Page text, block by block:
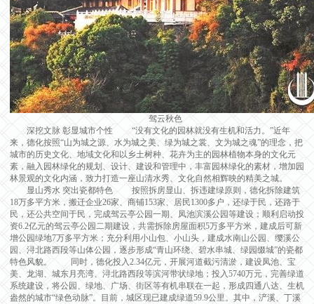
驾云秋色
深挖文脉 彰显城市个性 “没有文化的园林就没有生机和活力。”近年
来，德化按照“山为城之源、水为城之美、绿为城之裳、文为城之魂”的理念，把
城市的历史文化、地域文化和以乡土树种、花卉为主的园林植物本身的文化元
素，融入园林绿化的规划、设计、建设和管理中，丰富园林绿化的素材，增加园
林景观的文化内涵，致力打造一座山清水秀、文化自然相辉映的精美之城。
显山秀水 突出瓷都特色 按照拆房显山、拆违建绿原则，德化拆除建筑
18万多平方米，搬迁企业26家、商铺153家、居民1300多户，还绿于民，还路于
民，还公共空间于民，完成驾云亭公园一期、凤池滨溪公园等建设；顺利启动投
资6.2亿元的驾云亭公园二期建设，共需拆除房屋面积5万多平方米，建成后可新
增公园绿地7万多平方米；充分利用小山包、小山头，建成水南山公园、缨溪公
园、浔北路西段等山体公园，逐步形成“青山环绕、碧水串城、绿园缀城”的瓷都
特色风貌。 同时，德化投入2.34亿元，开展河道截污清淤，建设凤池、宝
美、龙湖、城东月亮湾、浔北路西段等滨河带状绿地；投入5740万元，完善绿道
系统建设，将公园、绿地、广场、街区等有机串联在一起，形成四通八达、生机
盎然的城市“绿色动脉”。目前，城区现已建成绿道59.9公里。其中，浐溪、丁溪